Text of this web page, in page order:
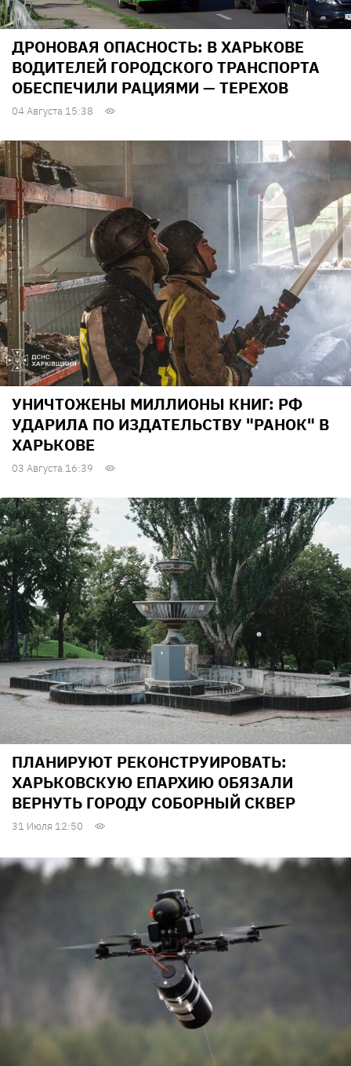
ДРОНОВАЯ ОПАСНОСТЬ: В ХАРЬКОВЕ
ВОДИТЕЛЕЙ ГОРОДСКОГО ТРАНСПОРТА
ОБЕСПЕЧИЛИ РАЦИЯМИ — ТЕРЕХОВ
04 Августа 15:38
УНИЧТОЖЕНЫ МИЛЛИОНЫ КНИГ: РФ
УДАРИЛА ПО ИЗДАТЕЛЬСТВУ "РАНОК" В
ХАРЬКОВЕ
03 Августа 16:39
ПЛАНИРУЮТ РЕКОНСТРУИРОВАТЬ:
ХАРЬКОВСКУЮ ЕПАРХИЮ ОБЯЗАЛИ
ВЕРНУТЬ ГОРОДУ СОБОРНЫЙ СКВЕР
31 Июля 12:50